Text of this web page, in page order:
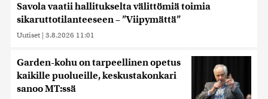
Savola vaatii hallitukselta välittömiä toimia
sikaruttotilanteeseen – ”Viipymättä”
Uutiset | 3.8.2026 11:01
Garden-kohu on tarpeellinen opetus
kaikille puolueille, keskustakonkari
sanoo MT:ssä